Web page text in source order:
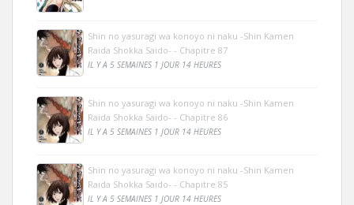
Shin no yasuragi wa konoyo ni naku -Shin Kamen
Raida Shokka Saido- - Chapitre 87
IL Y A 5 SEMAINES 1 JOUR 14 HEURES
Shin no yasuragi wa konoyo ni naku -Shin Kamen
Raida Shokka Saido- - Chapitre 86
IL Y A 5 SEMAINES 1 JOUR 14 HEURES
Shin no yasuragi wa konoyo ni naku -Shin Kamen
Raida Shokka Saido- - Chapitre 85
IL Y A 5 SEMAINES 1 JOUR 14 HEURES